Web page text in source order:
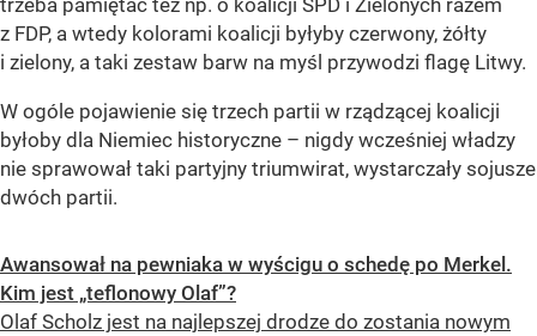
trzeba pamiętać też np. o koalicji SPD i Zielonych razem
z FDP, a wtedy kolorami koalicji byłyby czerwony, żółty
i zielony, a taki zestaw barw na myśl przywodzi flagę Litwy.
W ogóle pojawienie się trzech partii w rządzącej koalicji
byłoby dla Niemiec historyczne – nigdy wcześniej władzy
nie sprawował taki partyjny triumwirat, wystarczały sojusze
dwóch partii.
Awansował na pewniaka w wyścigu o schedę po Merkel.
Kim jest „teflonowy Olaf”?
Olaf Scholz jest na najlepszej drodze do zostania nowym